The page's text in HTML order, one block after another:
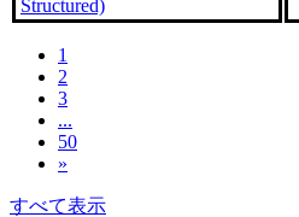
Structured)
1
2
3
...
50
»
すべて表示